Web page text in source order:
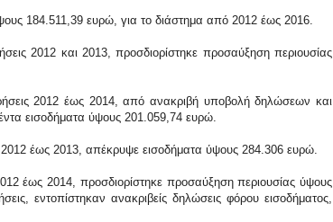
184.511,39 ευρώ, για το διάστημα από 2012 έως 2016.
2012 και 2013, προσδιορίστηκε προσαύξηση περιουσίας
2012 έως 2014, από ανακριβή υποβολή δηλώσεων και
εισοδήματα ύψους 201.059,74 ευρώ.
2012 έως 2013, απέκρυψε εισοδήματα ύψους 284.306 ευρώ.
έως 2014, προσδιορίστηκε προσαύξηση περιουσίας ύψους
εντοπίστηκαν ανακριβείς δηλώσεις φόρου εισοδήματος,